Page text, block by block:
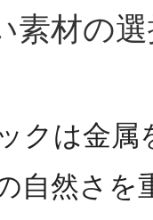
素材の選
クは金属
自然さを